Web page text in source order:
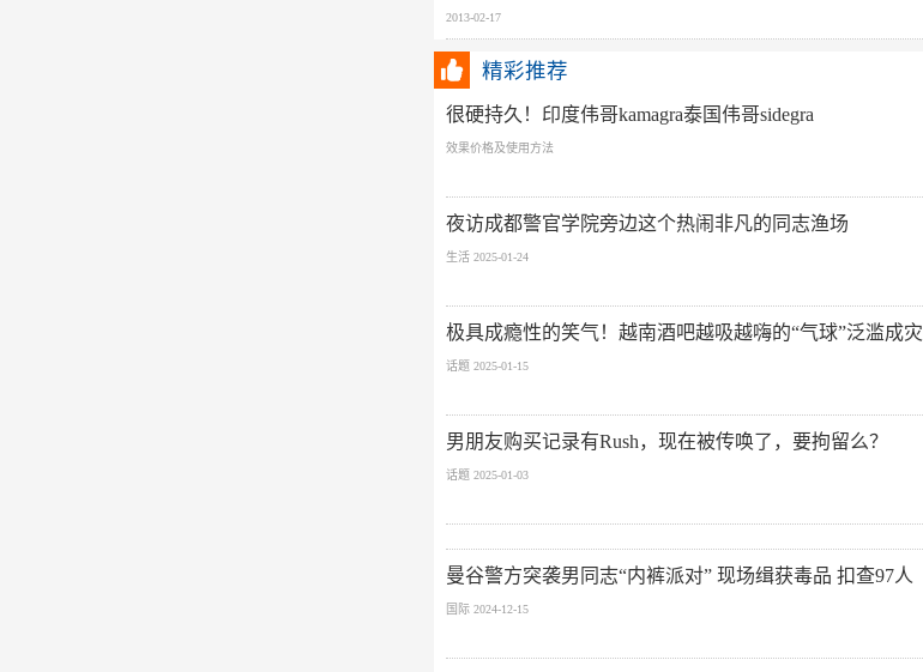
2013-02-17
精彩推荐
很硬持久！印度伟哥kamagra泰国伟哥sidegra
效果价格及使用方法
夜访成都警官学院旁边这个热闹非凡的同志渔场
生活 2025-01-24
极具成瘾性的笑气！越南酒吧越吸越嗨的“气球”泛滥成灾
话题 2025-01-15
男朋友购买记录有Rush，现在被传唤了，要拘留么？
话题 2025-01-03
曼谷警方突袭男同志“内裤派对” 现场缉获毒品 扣查97人
国际 2024-12-15